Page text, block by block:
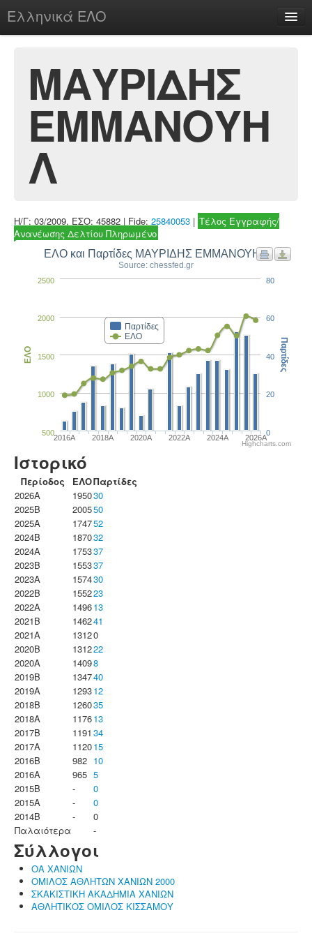
Ελληνικά ΕΛΟ
chesstu.be @ discord
Login
ΜΑΥΡΙΔΗΣ
ΕΜΜΑΝΟΥΗ
Λ
Η/Γ: 03/2009, ΕΣΟ: 45882 | Fide: 25840053 | Τέλος Εγγραφής/
Ανανέωσης Δελτίου Πληρωμένο
ΕΛΟ και Παρτίδες ΜΑΥΡΙΔΗΣ ΕΜΜΑΝΟΥΗΛ
Source: chessfed.gr
Παρτίδες
ΕΛΟ
2016A 2018A 2020A 2022A 2024A 2026A
1000
1500
2000
500
2500
ΕΛΟ
0
20
40
60
80
Παρτίδες
Highcharts.com
Ιστορικό
Περίοδος ΕΛΟΠαρτίδες
2026A
195030
2025B
200550
2025A
174752
2024B
187032
2024A
175337
2023B
155337
2023Α
157430
2022B
155223
2022A
149613
2021B
146241
2021A
13120
2020B
131222
2020A
14098
2019B
134740
2019A
129312
2018B
126035
2018A
117613
2017B
1191 34
2017A
112015
2016B
982 10
2016A
965 5
2015B
-
0
2015A
-
0
2014B
-
0
Παλαιότερα
-
Σύλλογοι
ΟΑ ΧΑΝΙΩΝ
ΟΜΙΛΟΣ ΑΘΛΗΤΩΝ ΧΑΝΙΩΝ 2000
ΣΚΑΚΙΣΤΙΚΗ ΑΚΑΔΗΜΙΑ ΧΑΝΙΩΝ
ΑΘΛΗΤΙΚΟΣ ΟΜΙΛΟΣ ΚΙΣΣΑΜΟΥ